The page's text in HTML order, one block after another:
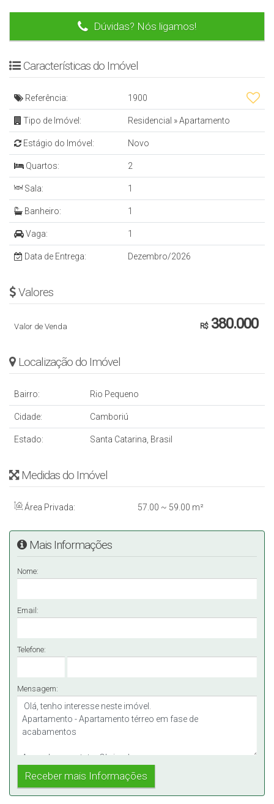
Dúvidas? Nós ligamos!
Características do Imóvel
Referência: 1900
Tipo de Imóvel: Residencial »Apartamento
Estágio do Imóvel: Novo
Quartos: 2
Sala: 1
Banheiro: 1
Vaga: 1
Data de Entrega: Dezembro/2026
Valores
R$380.000
Valor de Venda
Localização do Imóvel
Bairro: Rio Pequeno
Cidade: Camboriú
Estado: Santa Catarina, Brasil
Medidas do Imóvel
Área Privada: 57.00 ~ 59.00 m²
Mais Informações
Nome:
Email:
Telefone:
Mensagem: